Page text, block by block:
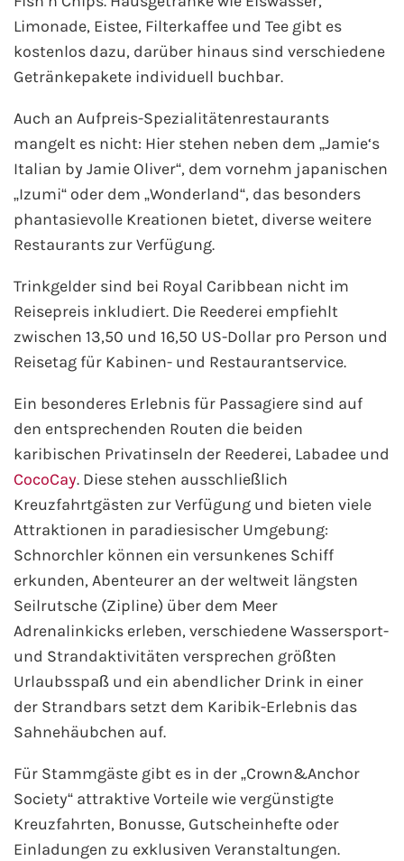
Flusskreuzfahrten
A-ROSA Flusskreuzfahrten
nicko cruises Flusskreuzfahrten
Plantours Flusskreuzfahrten
1AVista Flusskreuzfahrten
Phoenix Reisen Flusskreuzfahrten
Last Minute Flusskreuzfahrten
Fähren
Fähre buchen
DFDS Seaways
Finnlines
FRS Baltic
Scandlines
Stena Line
Fähre nach Dänemark
Fähre nach Norwegen
Fähre nach Schweden
Limonade, Eistee, Filterkaffee und Tee gibt es
kostenlos dazu, darüber hinaus sind verschiedene
Getränkepakete individuell buchbar.
Auch an Aufpreis-Spezialitätenrestaurants
mangelt es nicht: Hier stehen neben dem „Jamie‘s
Italian by Jamie Oliver“, dem vornehm japanischen
„Izumi“ oder dem „Wonderland“, das besonders
phantasievolle Kreationen bietet, diverse weitere
Restaurants zur Verfügung.
Trinkgelder sind bei Royal Caribbean nicht im
Reisepreis inkludiert. Die Reederei empfiehlt
zwischen 13,50 und 16,50 US-Dollar pro Person und
Reisetag für Kabinen- und Restaurantservice.
Ein besonderes Erlebnis für Passagiere sind auf
den entsprechenden Routen die beiden
karibischen Privatinseln der Reederei, Labadee und
CocoCay. Diese stehen ausschließlich
Kreuzfahrtgästen zur Verfügung und bieten viele
Attraktionen in paradiesischer Umgebung:
Schnorchler können ein versunkenes Schiff
erkunden, Abenteurer an der weltweit längsten
Seilrutsche (Zipline) über dem Meer
Adrenalinkicks erleben, verschiedene Wassersport-
und Strandaktivitäten versprechen größten
Urlaubsspaß und ein abendlicher Drink in einer
der Strandbars setzt dem Karibik-Erlebnis das
Sahnehäubchen auf.
Für Stammgäste gibt es in der „Crown&Anchor
Society“ attraktive Vorteile wie vergünstigte
Kreuzfahrten, Bonusse, Gutscheinhefte oder
Einladungen zu exklusiven Veranstaltungen.